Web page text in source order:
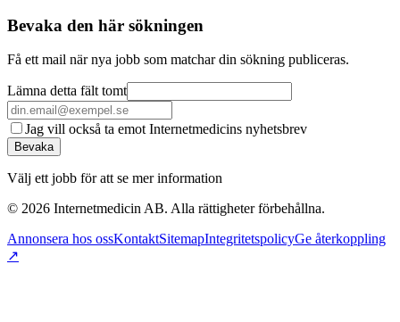
Bevaka den här sökningen
Få ett mail när nya jobb som matchar din sökning publiceras.
Lämna detta fält tomt
Jag vill också ta emot Internetmedicins nyhetsbrev
Bevaka
Välj ett jobb för att se mer information
© 2026 Internetmedicin AB. Alla rättigheter förbehållna.
Annonsera hos ossKontaktSitemapIntegritetspolicyGe återkoppling
↗